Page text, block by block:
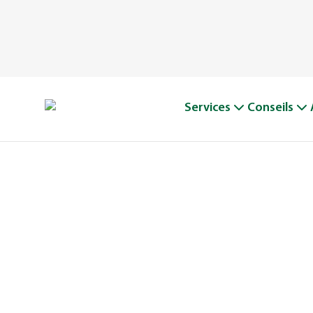
Services Conseils